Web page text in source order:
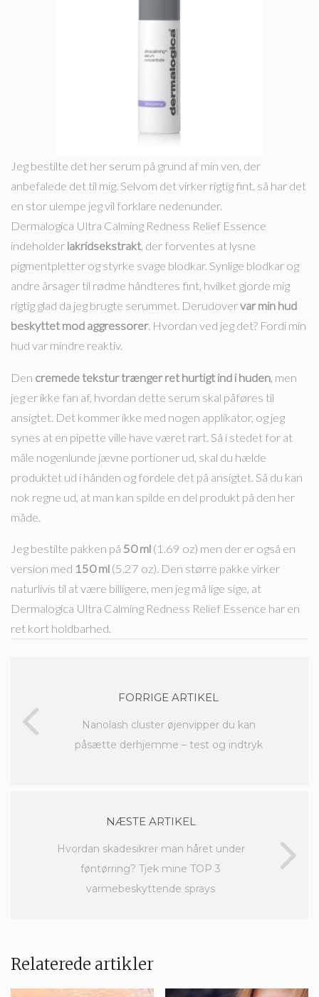
Jeg bestilte det her serum på grund af min ven, der
anbefalede det til mig. Selvom det virker rigtig fint, så har det
en stor ulempe jeg vil forklare nedenunder.
Dermalogica Ultra Calming Redness Relief Essence
indeholder lakridsekstrakt, der forventes at lysne
pigmentpletter og styrke svage blodkar. Synlige blodkar og
andre årsager til rødme håndteres fint, hvilket gjorde mig
rigtig glad da jeg brugte serummet. Derudovervar min hud
beskyttet mod aggressorer. Hvordan ved jeg det? Fordi min
hud var mindre reaktiv.
Den cremede tekstur trænger ret hurtigt ind i huden, men
jeg er ikke fan af, hvordan dette serum skal påføres til
ansigtet. Det kommer ikke med nogen applikator, og jeg
synes at en pipette ville have været rart. Så i stedet for at
måle nogenlunde jævne portioner ud, skal du hælde
produktet ud i hånden og fordele det på ansigtet. Så du kan
nok regne ud, at man kan spilde en del produkt på den her
måde.
Jeg bestilte pakken på 50 ml (1.69 oz) men der er også en
version med 150 ml (5.27 oz). Den større pakke virker
naturlivis til at være billigere, men jeg må lige sige, at
Dermalogica Ultra Calming Redness Relief Essence har en
ret kort holdbarhed.
FORRIGE ARTIKEL
Nanolash cluster øjenvipper du kan
påsætte derhjemme – test og indtryk
NÆSTE ARTIKEL
Hvordan skadesikrer man håret under
føntørring? Tjek mine TOP 3
varmebeskyttende sprays
Relaterede artikler